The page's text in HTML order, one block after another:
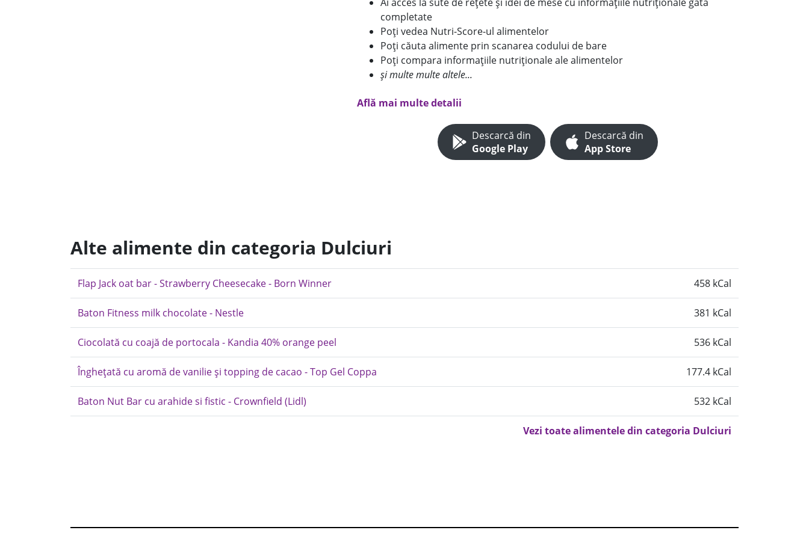
completate
Poți vedea Nutri-Score-ul alimentelor
Poți căuta alimente prin scanarea codului de bare
Poți compara informațiile nutriționale ale alimentelor
și multe multe altele...
Află mai multe detalii
Descarcă din
Google Play
Descarcă din
App Store
Alte alimente din categoria Dulciuri
Flap Jack oat bar - Strawberry Cheesecake - Born Winner 458 kCal
Baton Fitness milk chocolate - Nestle 381 kCal
Ciocolată cu coajă de portocala - Kandia 40% orange peel 536 kCal
Înghețată cu aromă de vanilie și topping de cacao - Top Gel Coppa 177.4 kCal
Baton Nut Bar cu arahide si fistic - Crownfield (Lidl) 532 kCal
Vezi toate alimentele din categoria Dulciuri